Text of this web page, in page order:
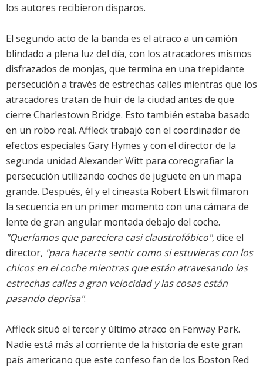
los autores recibieron disparos.
El segundo acto de la banda es el atraco a un camión
blindado a plena luz del día, con los atracadores mismos
disfrazados de monjas, que termina en una trepidante
persecución a través de estrechas calles mientras que los
atracadores tratan de huir de la ciudad antes de que
cierre Charlestown Bridge. Esto también estaba basado
en un robo real. Affleck trabajó con el coordinador de
efectos especiales Gary Hymes y con el director de la
segunda unidad Alexander Witt para coreografiar la
persecución utilizando coches de juguete en un mapa
grande. Después, él y el cineasta Robert Elswit filmaron
la secuencia en un primer momento con una cámara de
lente de gran angular montada debajo del coche.
"Queríamos que pareciera casi claustrofóbico", dice el
director, "para hacerte sentir como si estuvieras con los
chicos en el coche mientras que están atravesando las
estrechas calles a gran velocidad y las cosas están
pasando deprisa".
Affleck situó el tercer y último atraco en Fenway Park.
Nadie está más al corriente de la historia de este gran
país americano que este confeso fan de los Boston Red